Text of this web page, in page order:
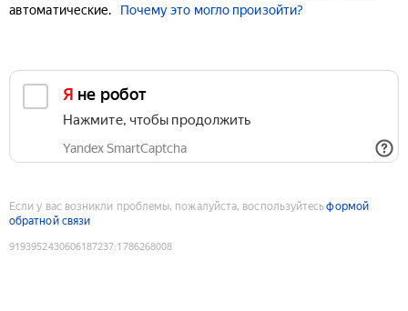
автоматические.
Почему это могло произойти?
Я не робот
Нажмите, чтобы продолжить
Yandex SmartCaptcha
Если у вас возникли проблемы, пожалуйста, воспользуйтесьформой
обратной связи
9193952430606187237:1786268008